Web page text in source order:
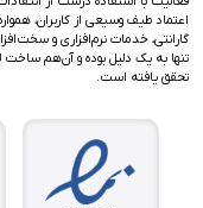
اعتماد طیف وسیعی از کاربران،
گارانتی، خدمات نرم‌افزاری و
تنها به یک دلیل بوده و آن‌هم ساخت
تحقق یافته است.